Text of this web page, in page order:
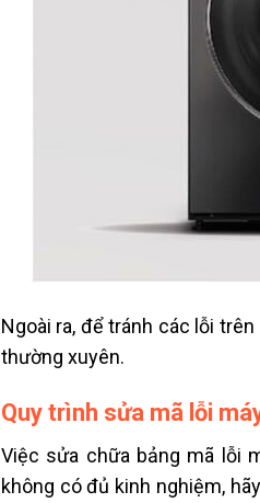
Ngoài ra, để tránh các lỗi
thường xuyên.
Quy trình sửa mã lỗi
Việc sửa chữa bảng mã lỗi
không có đủ kinh nghiệm,